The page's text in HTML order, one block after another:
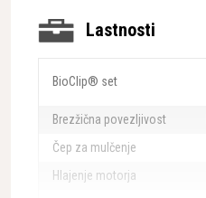
Lastnosti
BioClip® set
Brezžična povezljivost
Čep za mulčenje
Hlajenje motorja